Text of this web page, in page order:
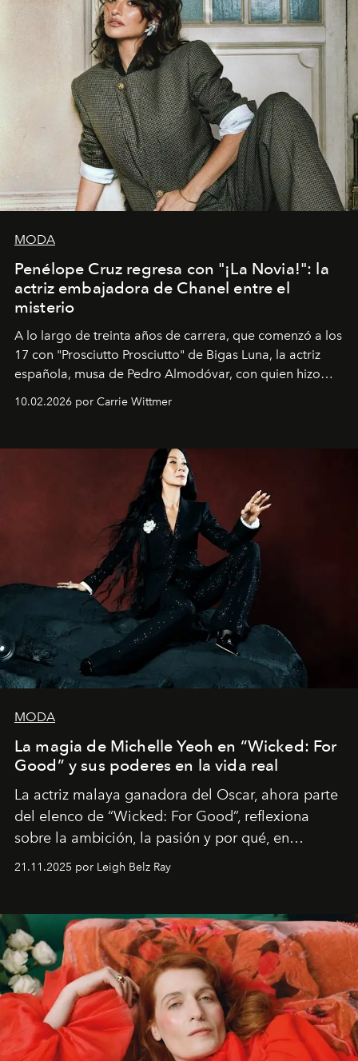
MODA
Penélope Cruz regresa con "¡La Novia!": la
actriz embajadora de Chanel entre el
misterio
A lo largo de treinta años de carrera, que comenzó a los
17 con "Prosciutto Prosciutto" de Bigas Luna, la actriz
española, musa de Pedro Almodóvar, con quien hizo
Barcelona", ha dividido su tiempo entre Europa y
dirigida por Maggie Gyllenhaal.
10.02.2026 por Carrie Wittmer
MODA
La magia de Michelle Yeoh en “Wicked: For
Good” y sus poderes en la vida real
La actriz malaya ganadora del Oscar, ahora parte
del elenco de “Wicked: For Good”, reflexiona
sobre la ambición, la pasión y por qué, en
ocasiones, la introspección puede esperar. “Es
importa si no lo entienden’”, confiesa.
21.11.2025 por Leigh Belz Ray